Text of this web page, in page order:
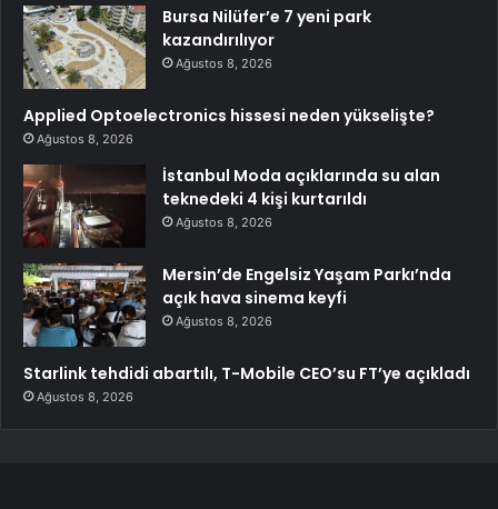
Bursa Nilüfer’e 7 yeni park
kazandırılıyor
Ağustos 8, 2026
Applied Optoelectronics hissesi neden yükselişte?
Ağustos 8, 2026
İstanbul Moda açıklarında su alan
teknedeki 4 kişi kurtarıldı
Ağustos 8, 2026
Mersin’de Engelsiz Yaşam Parkı’nda
açık hava sinema keyfi
Ağustos 8, 2026
Starlink tehdidi abartılı, T-Mobile CEO’su FT’ye açıkladı
Ağustos 8, 2026